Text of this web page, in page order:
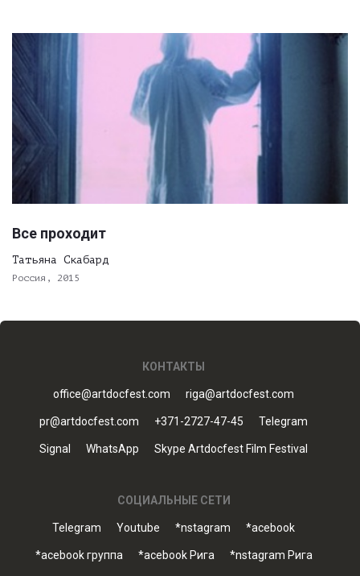
Все проходит
Татьяна Скабард
Россия, 2015
КОНТАКТЫ
office@artdocfest.com riga@artdocfest.com
pr@artdocfest.com +371-2727-47-45 Telegram
Signal WhatsApp Skype Artdocfest Film Festival
СОЦИАЛЬНЫЕ СЕТИ
Telegram Youtube *nstagram *acebook
*acebook группа *acebook Рига *nstagram Рига